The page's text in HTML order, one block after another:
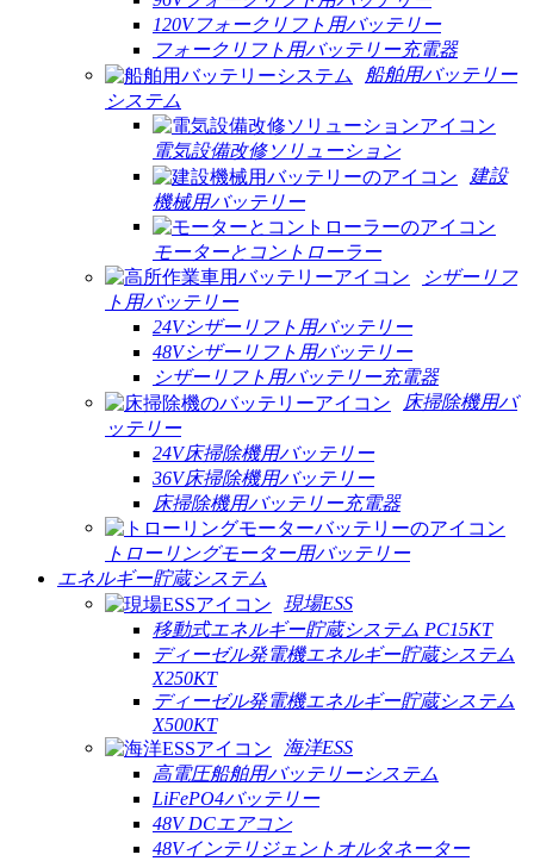
120Vフォークリフト用バッテリー
フォークリフト用バッテリー充電器
船舶用バッテリー
システム
電気設備改修ソリューション
建設
機械用バッテリー
モーターとコントローラー
シザーリフ
ト用バッテリー
24Vシザーリフト用バッテリー
48Vシザーリフト用バッテリー
シザーリフト用バッテリー充電器
床掃除機用バ
ッテリー
24V床掃除機用バッテリー
36V床掃除機用バッテリー
床掃除機用バッテリー充電器
トローリングモーター用バッテリー
エネルギー貯蔵システム
現場ESS
移動式エネルギー貯蔵システム PC15KT
ディーゼル発電機エネルギー貯蔵システム
X250KT
ディーゼル発電機エネルギー貯蔵システム
X500KT
海洋ESS
高電圧船舶用バッテリーシステム
LiFePO4バッテリー
48V DCエアコン
48Vインテリジェントオルタネーター